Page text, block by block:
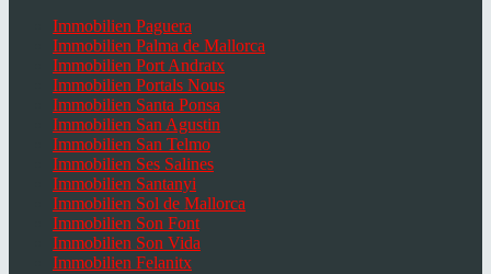
Immobilien Paguera
Immobilien Palma de Mallorca
Immobilien Port Andratx
Immobilien Portals Nous
Immobilien Santa Ponsa
Immobilien San Agustin
Immobilien San Telmo
Immobilien Ses Salines
Immobilien Santanyi
Immobilien Sol de Mallorca
Immobilien Son Font
Immobilien Son Vida
Immobilien Felanitx